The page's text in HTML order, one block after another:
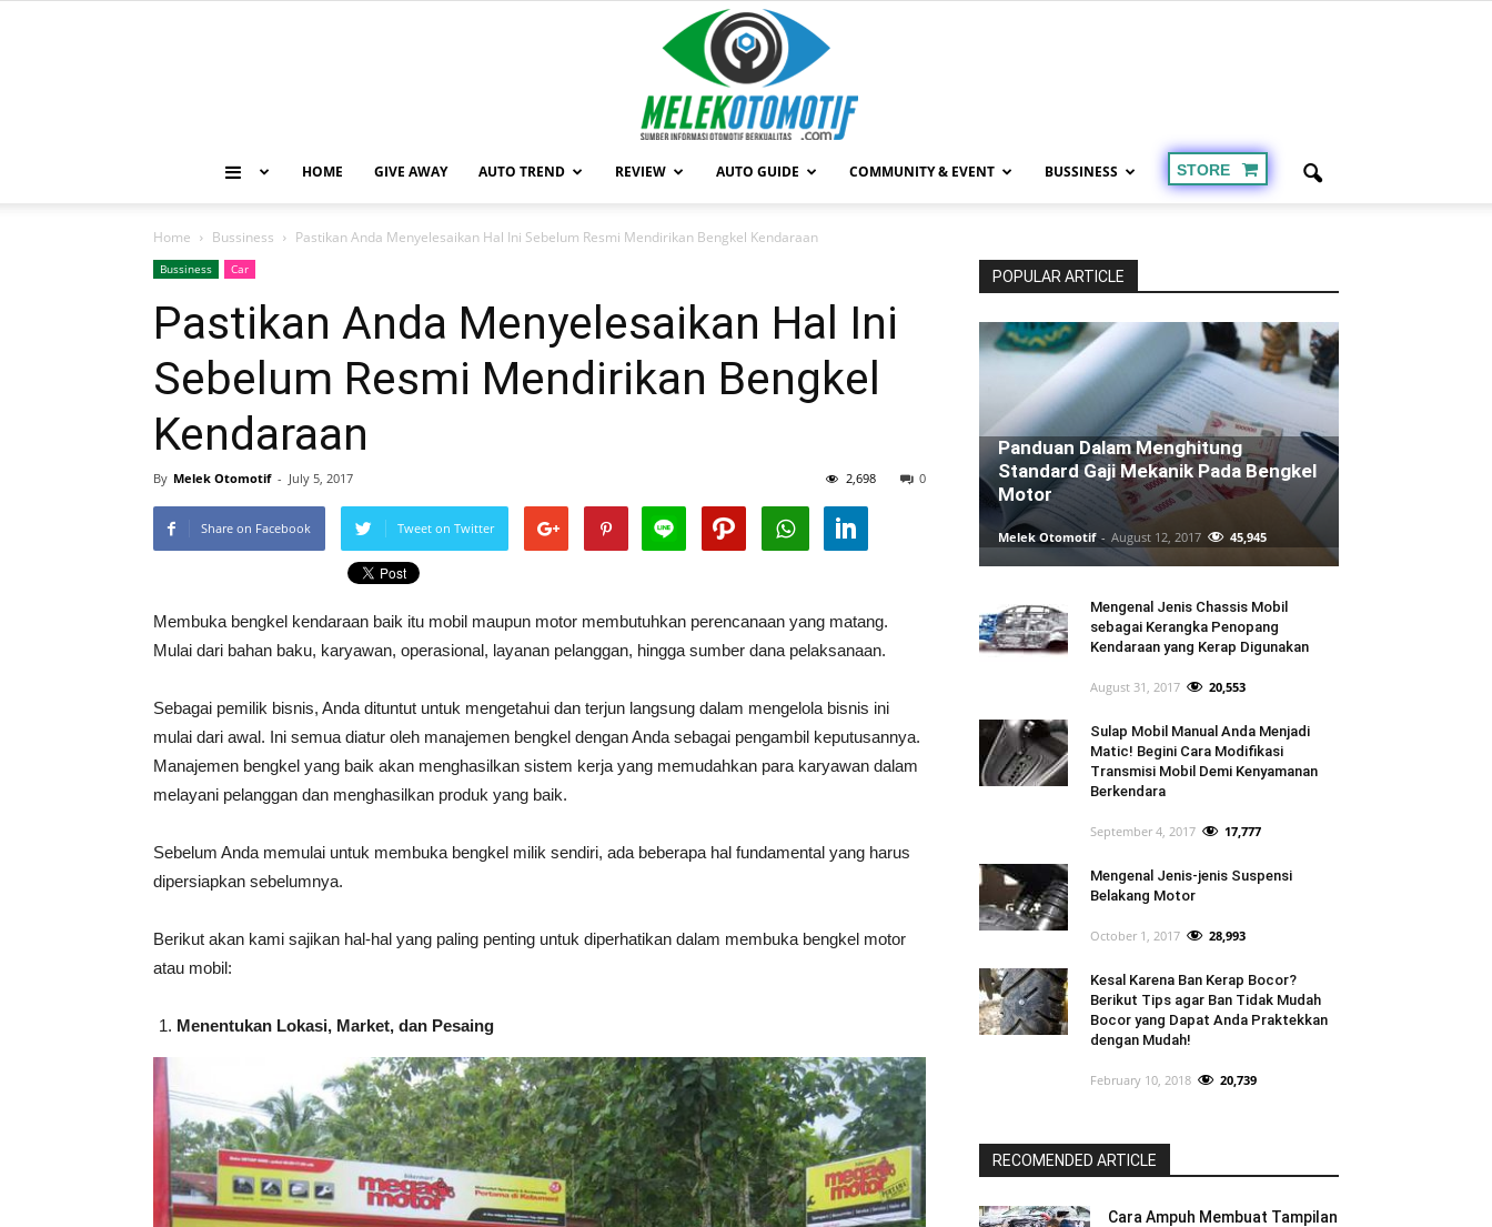
HOME GIVE AWAY AUTO TREND REVIEW AUTO GUIDE COMMUNITY & EVENT BUSSINESS STORE
Home Bussiness Pastikan Anda Menyelesaikan Hal Ini Sebelum Resmi Mendirikan Bengkel Kendaraan
Bussiness Car
Pastikan Anda Menyelesaikan Hal Ini
Sebelum Resmi Mendirikan Bengkel
Kendaraan
By Melek Otomotif - July 5, 2017 0
2,698
Share on Facebook Tweet on Twitter
Membuka bengkel kendaraan baik itu mobil maupun motor membutuhkan perencanaan yang matang.
Mulai dari bahan baku, karyawan, operasional, layanan pelanggan, hingga sumber dana pelaksanaan.
Sebagai pemilik bisnis, Anda dituntut untuk mengetahui dan terjun langsung dalam mengelola bisnis ini
mulai dari awal. Ini semua diatur oleh manajemen bengkel dengan Anda sebagai pengambil keputusannya.
Manajemen bengkel yang baik akan menghasilkan sistem kerja yang memudahkan para karyawan dalam
melayani pelanggan dan menghasilkan produk yang baik.
Sebelum Anda memulai untuk membuka bengkel milik sendiri, ada beberapa hal fundamental yang harus
dipersiapkan sebelumnya.
Berikut akan kami sajikan hal-hal yang paling penting untuk diperhatikan dalam membuka bengkel motor
atau mobil:
Menentukan Lokasi, Market, dan Pesaing
POPULAR ARTICLE
Panduan Dalam Menghitung
Standard Gaji Mekanik Pada Bengkel
Motor
Melek Otomotif - August 12, 2017 45,945
Mengenal Jenis Chassis Mobil
sebagai Kerangka Penopang
Kendaraan yang Kerap Digunakan
August 31, 2017 20,553
Sulap Mobil Manual Anda Menjadi
Matic! Begini Cara Modifikasi
Transmisi Mobil Demi Kenyamanan
Berkendara
September 4, 2017 17,777
Mengenal Jenis-jenis Suspensi
Belakang Motor
October 1, 2017 28,993
Kesal Karena Ban Kerap Bocor?
Berikut Tips agar Ban Tidak Mudah
Bocor yang Dapat Anda Praktekkan
dengan Mudah!
February 10, 2018 20,739
RECOMENDED ARTICLE
Cara Ampuh Membuat Tampilan